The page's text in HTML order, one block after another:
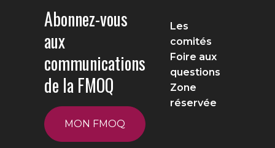
Abonnez-vous
aux
communications
de la FMOQ
MON FMOQ
Les
comités
Foire aux
questions
Zone
réservée